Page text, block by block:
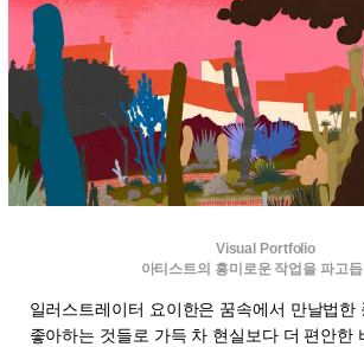
Visual Portfolio
아티스트의 흥미로운 작업을 파고
일러스트레이터 요이한은 꿈속에서 만날법한
좋아하는 것들로 가득 차 현실보다 더 편안한